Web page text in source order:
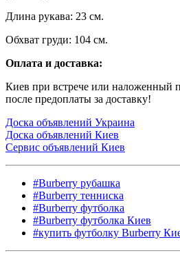
Длина рукава: 23 см.
Обхват груди: 104 см.
Оплата и доставка:
Киев при встрече или наложенный
после предоплаты за доставку!
Доска объявлений Украина
Доска объявлений Киев
Сервис объявлений Киев
#Burberry рубашка
#Burberry тенниска
#Burberry футболка
#Burberry футболка Киев
#купить футболку Burberry